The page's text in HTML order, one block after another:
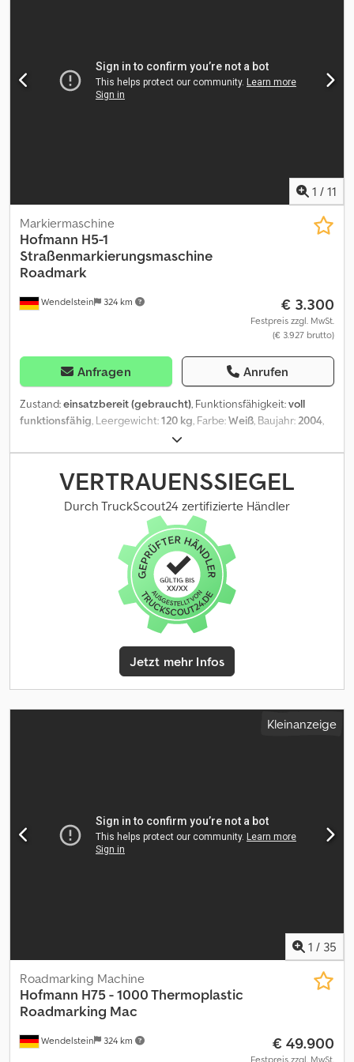
1 / 11
Wendelstein 324 km
Markiermaschine
Hofmann H5-1
Straßenmarkierungsmaschine
Roadmark
€ 3.300
Festpreis zzgl. MwSt.
(€ 3.927 brutto)
Anfragen Anrufen
Zustand:einsatzbereit (gebraucht), Funktionsfähigkeit:voll
funktionsfähig, Leergewicht:120 kg, Farbe:Weiß, Baujahr:2004,
Markiermaschine: + Hofmann + H5-1 + Baujahr 2004 + 120kg +
Honda GX160 Motor 5.5PS Chsdpfxswift Is Ahyoa + aus
kommunalem Bestand Alle neu eingestellten Fahrzeuge per Email
erhalten – melden Sie sich bei unserem NEWSLETTER an!
Irrtümer und Schreibfehler möglich, Zwischenverkauf
VERTRAUENSSIEGEL
Durch TruckScout24 zertifizierte Händler
Jetzt mehr Infos
Kleinanzeige
1 / 35
Wendelstein 324 km
Roadmarking Machine
Hofmann H75 - 1000 Thermoplastic
Roadmarking Mac
€ 49.900
Festpreis zzgl. MwSt.